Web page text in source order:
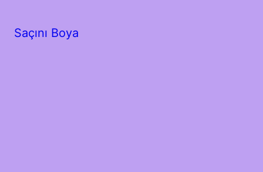
Saçını Boya